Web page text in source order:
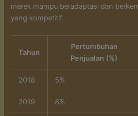
merek mampu beradaptasi dan
yang kompetitif.
Tahun
Pertumbuhan
Penjualan (%)
2018 5%
2019 8%